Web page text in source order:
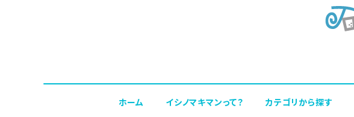
ホーム イシノマキマンって？ カテゴリから探す